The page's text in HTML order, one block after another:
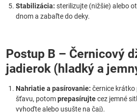
Stabilizácia: sterilizujte (nižšie) alebo
dnom a zabaľte do deky.
Postup B – Černicový
jadierok (hladký a
Nahriatie a pasírovanie: černice krátko
šťavu, potomprepasírujtecez jemné
vyhoďte alebo usušte na čaj).